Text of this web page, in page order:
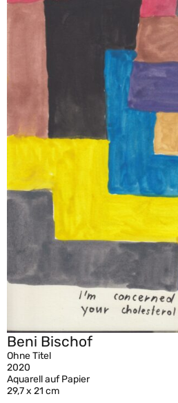
Beni Bischof
Ohne Titel
2020
Aquarell auf Papier
29,7 x 21 cm